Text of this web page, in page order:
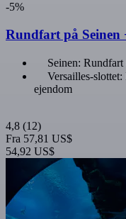
-5%
Rundfart på Seinen
Seinen:
Versailles-
ejendom
4,8 (12)
Fra 57,81 US$
54,92 US$